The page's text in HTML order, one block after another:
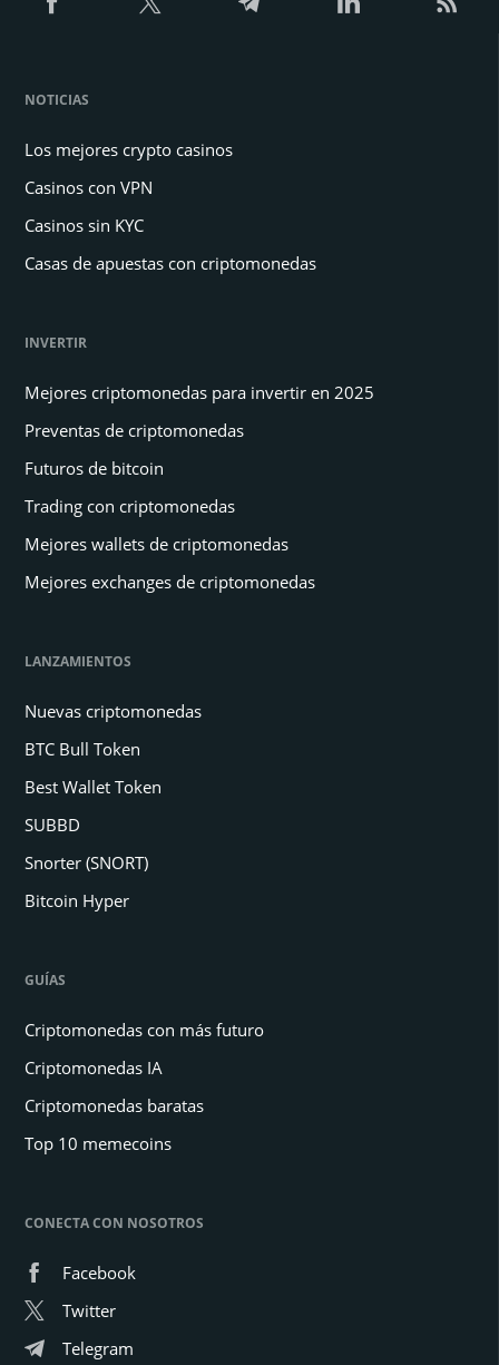
NOTICIAS
Los mejores crypto casinos
Casinos con VPN
Casinos sin KYC
Casas de apuestas con criptomonedas
INVERTIR
Mejores criptomonedas para invertir en 2025
Preventas de criptomonedas
Futuros de bitcoin
Trading con criptomonedas
Mejores wallets de criptomonedas
Mejores exchanges de criptomonedas
LANZAMIENTOS
Nuevas criptomonedas
BTC Bull Token
Best Wallet Token
SUBBD
Snorter (SNORT)
Bitcoin Hyper
GUÍAS
Criptomonedas con más futuro
Criptomonedas IA
Criptomonedas baratas
Top 10 memecoins
CONECTA CON NOSOTROS
Facebook
Twitter
Telegram